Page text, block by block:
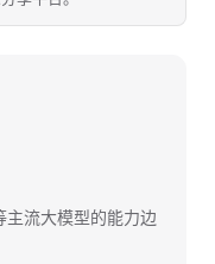
流大模型的能力边